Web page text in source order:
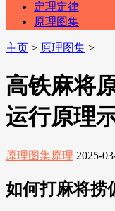
定理定律
原理图集
主页 > 原理图集 >
高铁麻将
运行原理
原理图集原理 2025-
如何打麻将捞